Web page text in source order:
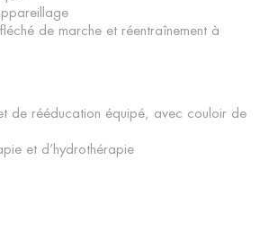
de marche et réentraînement à
de rééducation équipé, avec couloir de
et d’hydrothérapie